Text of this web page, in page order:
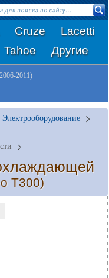
Cruze
Lacetti
Tahoe Другие
2011)
Электрооборудование
T300)